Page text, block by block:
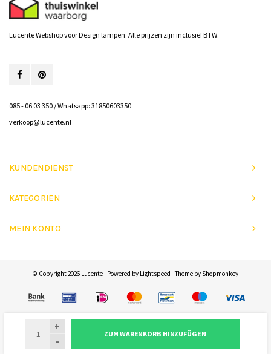
+
-
ZUM WARENKORB HINZUFÜGEN
Lucente Webshop voor Design lampen. Alle prijzen zijn inclusief BTW.
085 - 06 03 350 / Whatsapp: 31850603350
verkoop@lucente.nl
KUNDENDIENST
KATEGORIEN
MEIN KONTO
© Copyright 2026 Lucente - Powered by Lightspeed - Theme by Shopmonkey